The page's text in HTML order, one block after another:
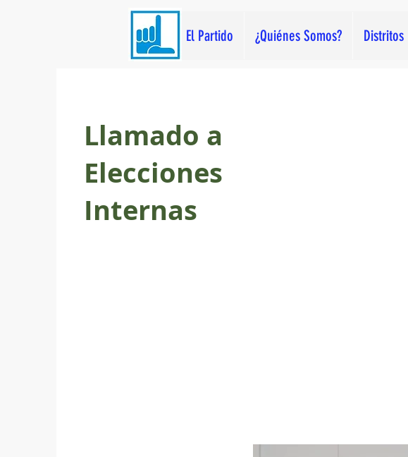
El Partido ¿Quiénes Somos? Distritos
Llamado a
Elecciones
Internas